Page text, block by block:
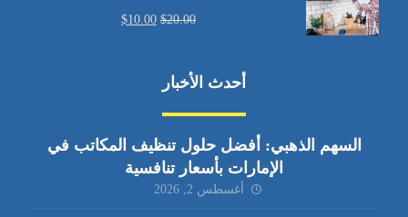
$20.00
$10.00
أحدث الأخبار
السهم الذهبي: أفضل حلول تنظيف المكاتب في
الإمارات بأسعار تنافسية
أغسطس 2, 2026